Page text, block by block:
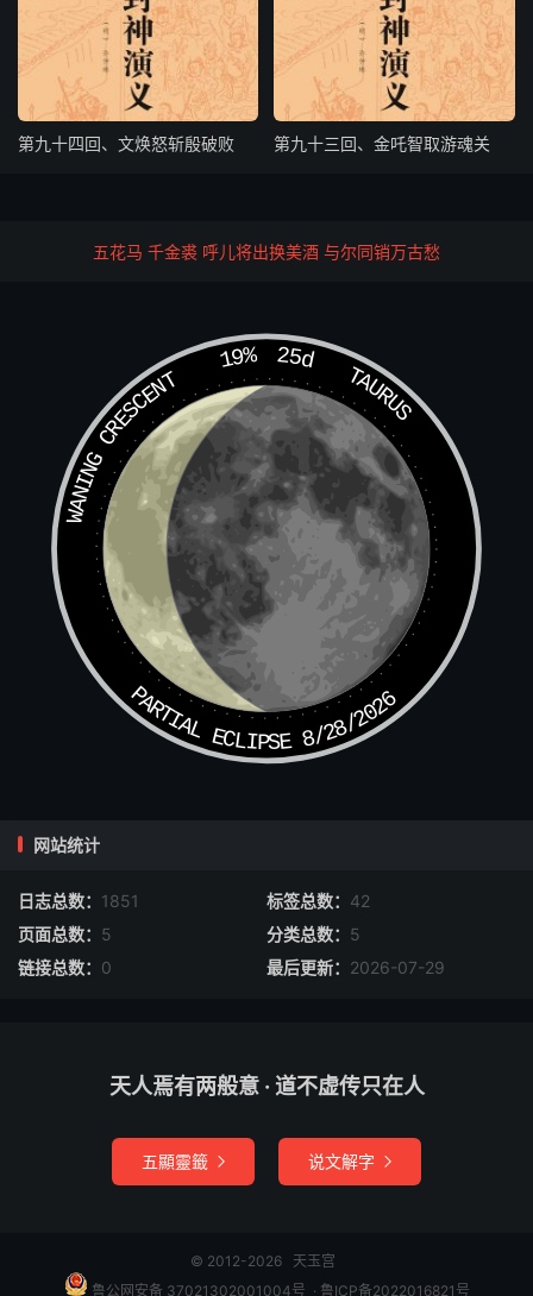
能已；从来恶战不寻常，搅海断江 无底止。
话说黄飞虎大战赵丙二十回合，被飞虎生擒活捉，拿解相府
来见子牙，报入府中；子牙令飞虎进见：“将军出阵胜负如
何？”飞虎曰：“生擒赵丙，听令定夺。”子牙命推来，士卒将
而已，何必多言。”子牙传令，暂且因於禁中。且说苏护闻
次日，郑伦上了火眼金睛兽，提了降魔杵，往城下请战；左
右报入相府，子牙令黄将军出阵走一遭。飞虎领令出城，见
一员战将，面如紫枣，十分丑恶，骑着火眼金睛兽。怎见
得？有诗为证：
“道术精奇别样 ，降魔宝杵世无变；
忠肝义胆堪称诵，无奈昏君酒色荒。”
话说飞虎大呼曰：“来者何人？”郑伦曰：“吾乃苏护麾下郑伦
是也。黄飞虎你这叛贼，为何屡年征伐，百姓遭殃，今天兵
到日，尚不投戈伏罪，意欲何为？”飞虎曰：“郑伦你且回
去，请你主将出来，吾自有话说；你若是不知机变，如赵丙
自投陷身之祸。”郑伦大怒，抡杵就打，黄飞虎手中 急架相
还，二兽相交 ， 杵并举；两家大战叁十回合，郑伦把杵一
乌鸦兵用挠钩搭住，一踊上前拿翻，剥了衣甲， 缠索绑；
飞虎被绑上子，二目方睁，飞虎点首曰：“今日之擒，如同
擒，愿请一死，以报国恩。”苏护曰：“本当斩首，且监侯留
入相府，言黄飞虎被擒，子牙大惊曰：“如何擒去？”掠阵官
十分不乐，又是左道之术；只见黄天化在旁，听见父亲被
擒，恨不得平吞了郑伦。当日晚间不题。次日，天化上帐请
第九十四回、文焕怒斩殷破败 第九十三回、金吒智取游魂关
五花马 千金裘 呼儿将出换美酒 与尔同销万古愁
19% 25d
TAURUS
WANING CRESCENT
PARTIAL ECLIPSE 8/28/2026
网站统计
日志总数： 1851 标签总数： 42
页面总数： 5 分类总数： 5
链接总数： 0 最后更新： 2026-07-29
天人焉有两般意 · 道不虚传只在人
五顯靈籤  说文解字 
© 2012-2026 天玉宫
鲁公网安备 37021302001004号 ​​​ · 鲁ICP备2022016821号